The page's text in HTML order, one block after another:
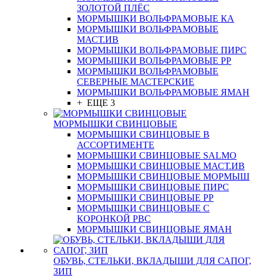
ЗОЛОТОЙ ПЛЁС
МОРМЫШКИ ВОЛЬФРАМОВЫЕ КА
МОРМЫШКИ ВОЛЬФРАМОВЫЕ
МАСТ.ИВ
МОРМЫШКИ ВОЛЬФРАМОВЫЕ ПИРС
МОРМЫШКИ ВОЛЬФРАМОВЫЕ РР
МОРМЫШКИ ВОЛЬФРАМОВЫЕ
СЕВЕРНЫЕ МАСТЕРСКИЕ
МОРМЫШКИ ВОЛЬФРАМОВЫЕ ЯМАН
+ ЕЩЕ 3
МОРМЫШКИ СВИНЦОВЫЕ
МОРМЫШКИ СВИНЦОВЫЕ В
АССОРТИМЕНТЕ
МОРМЫШКИ СВИНЦОВЫЕ SALMO
МОРМЫШКИ СВИНЦОВЫЕ МАСТ.ИВ
МОРМЫШКИ СВИНЦОВЫЕ МОРМЫШ
МОРМЫШКИ СВИНЦОВЫЕ ПИРС
МОРМЫШКИ СВИНЦОВЫЕ РР
МОРМЫШКИ СВИНЦОВЫЕ С
КОРОНКОЙ РВС
МОРМЫШКИ СВИНЦОВЫЕ ЯМАН
ОБУВЬ, СТЕЛЬКИ, ВКЛАДЫШИ ДЛЯ САПОГ,
ЗИП